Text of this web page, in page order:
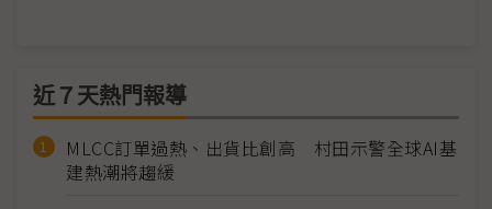
近７天熱門報導
MLCC訂單過熱、出貨比創高 村田示警全球AI基
建熱潮將趨緩